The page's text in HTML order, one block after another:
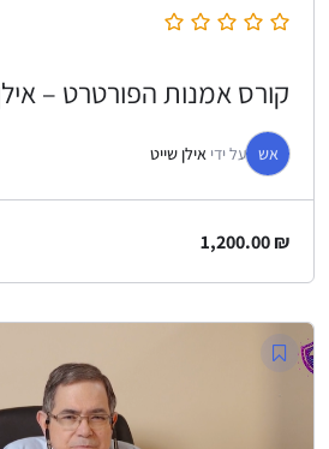
קורס אמנות הפורטרט –
אש על ידי אילן שייט
1,200.00₪